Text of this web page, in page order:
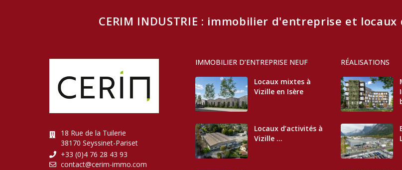
CERIM INDUSTRIE : immobilier d'entreprise et
18 Rue de la Tuilerie
38170 Seyssinet-Pariset
+33 (0)4 76 28 43 93
contact@cerim-immo.com
IMMOBILIER D’ENTREPRISE NEUF
Locaux mixtes à
Vizille en Isère
Locaux d’activités à
Vizille ...
RÉALISATIONS